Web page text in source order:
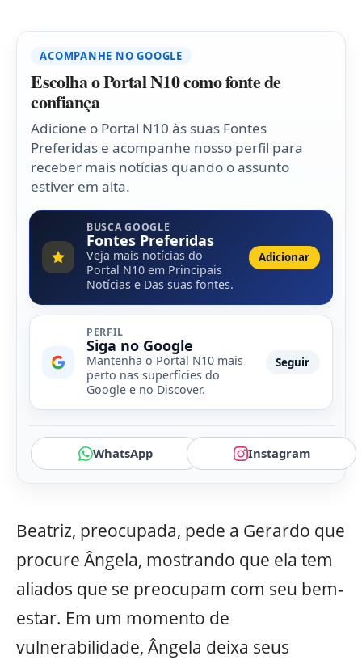
ACOMPANHE NO GOOGLE
Escolha o Portal N10 como fonte de
confiança
Adicione o Portal N10 às suas Fontes
Preferidas e acompanhe nosso perfil para
receber mais notícias quando o assunto
estiver em alta.
BUSCA GOOGLE
Fontes Preferidas
Veja mais notícias do
Portal N10 em Principais
Notícias e Das suas fontes.
Adicionar
PERFIL
Siga no Google
Mantenha o Portal N10 mais
perto nas superfícies do
Google e no Discover.
Seguir
WhatsApp Instagram
Beatriz, preocupada, pede a Gerardo que
procure Ângela, mostrando que ela tem
aliados que se preocupam com seu bem-
estar. Em um momento de
vulnerabilidade, Ângela deixa seus